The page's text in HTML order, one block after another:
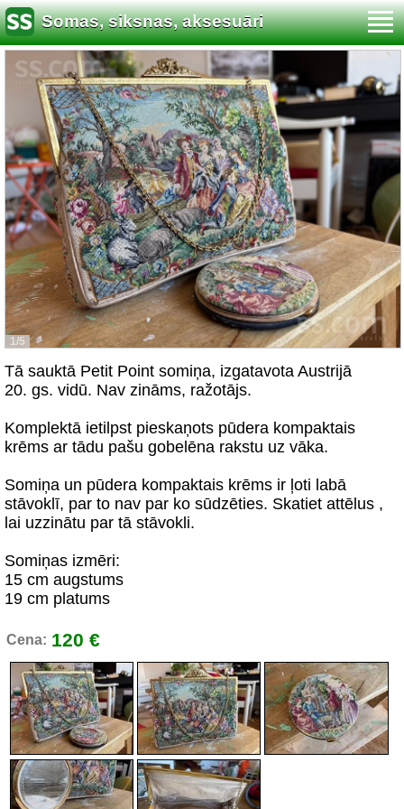
Somas, siksnas, aksesuāri
1/5
Tā sauktā Petit Point somiņa, izgatavota Austrijā
20. gs. vidū. Nav zināms, ražotājs.
Komplektā ietilpst pieskaņots pūdera kompaktais
krēms ar tādu pašu gobelēna rakstu uz vāka.
Somiņa un pūdera kompaktais krēms ir ļoti labā
stāvoklī, par to nav par ko sūdzēties. Skatiet attēlus ,
lai uzzinātu par tā stāvokli.
Somiņas izmēri:
15 cm augstums
19 cm platums
Cena: 120 €